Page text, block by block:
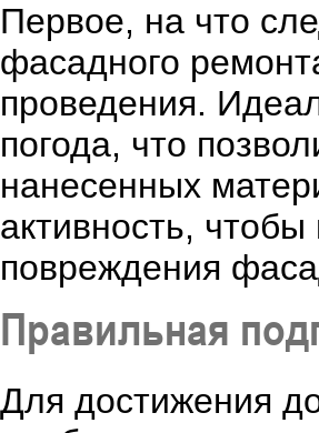
Первое, на что
фасадного
проведения.
погода, что
нанесенных
активность,
повреждения
Правильная
Для достижения